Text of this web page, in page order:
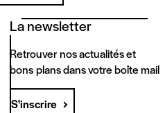
La newsletter
Retrouver nos actualités et
bons plans dans votre boîte mail
S'inscrire